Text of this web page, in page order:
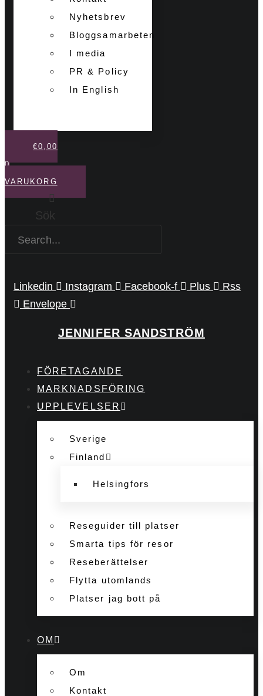
Nyhetsbrev
Bloggsamarbeten
I media
PR & Policy
In English
€0,00
0
VARUKORG
Sök
Linkedin Instagram Facebook-f Plus
Rss
Envelope
JENNIFER SANDSTRÖM
FÖRETAGANDE
MARKNADSFÖRING
UPPLEVELSER
Sverige
Finland
Helsingfors
Reseguider till platser
Smarta tips för resor
Reseberättelser
Flytta utomlands
Platser jag bott på
OM
Om
Kontakt